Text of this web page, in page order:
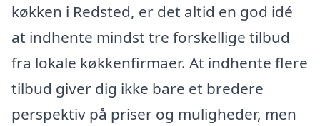
køkken i Redsted, er det altid en god idé
at indhente mindst tre forskellige tilbud
fra lokale køkkenfirmaer. At indhente flere
tilbud giver dig ikke bare et bredere
perspektiv på priser og muligheder, men